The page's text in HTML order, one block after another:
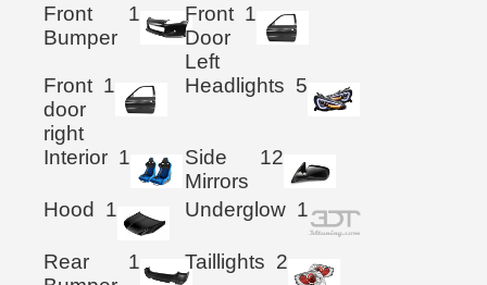
Front
Bumper
1
Front
Door
Left
1
Front
door
right
1 Headlights 5
Interior 1
Side
Mirrors
12
Hood 1 Underglow 1
Rear
1 Taillights 2